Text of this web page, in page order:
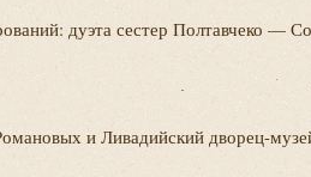
дуэта сестер
и Ливадийский дворец-